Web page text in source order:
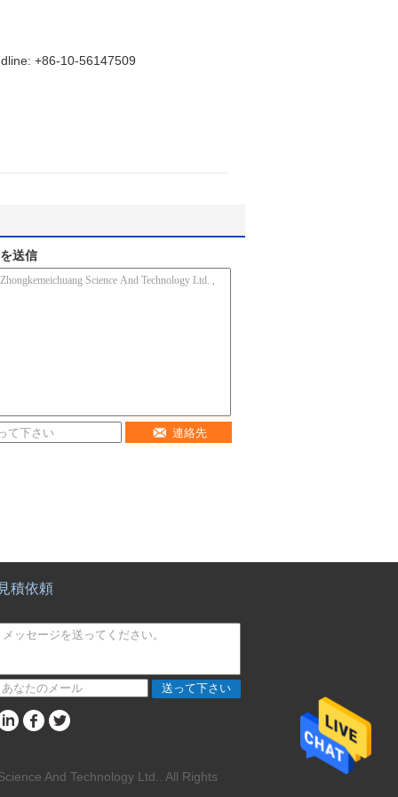
+86-10-56147509
送信
連絡先
積依頼
送って下さい
And Technology Ltd.. All Rights